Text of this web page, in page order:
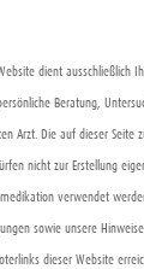
dient ausschließlich
Beratung,
Arzt. Die auf dieser Seite
nicht zur Erstellung
verwendet
sowie unsere
dieser Website